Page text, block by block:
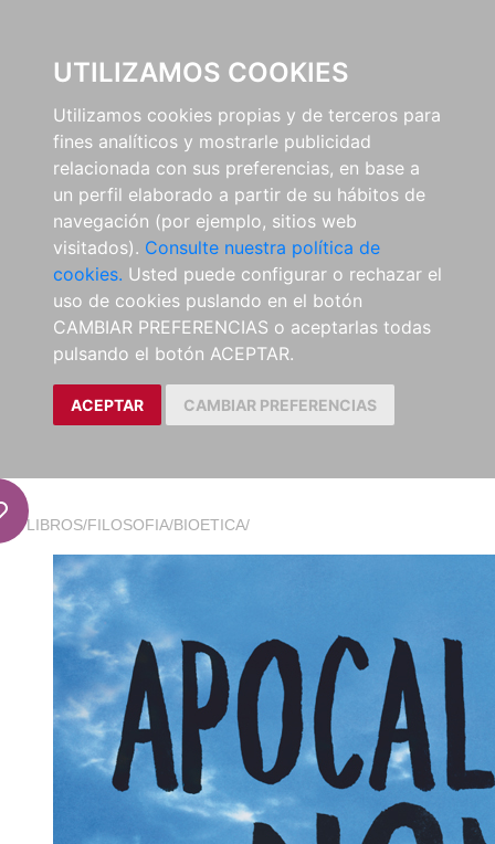
UTILIZAMOS COOKIES
Utilizamos cookies propias y de terceros para
fines analíticos y mostrarle publicidad
relacionada con sus preferencias, en base a
un perfil elaborado a partir de su hábitos de
navegación (por ejemplo, sitios web
visitados). Consulte nuestra política de
cookies. Usted puede configurar o rechazar el
uso de cookies puslando en el botón
CAMBIAR PREFERENCIAS o aceptarlas todas
pulsando el botón ACEPTAR.
ACEPTAR CAMBIAR PREFERENCIAS
LIBROS/FILOSOFIA/BIOETICA/